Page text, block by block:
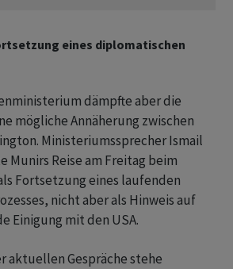
eines diplomatischen
dämpfte aber die
mögliche Annäherung zwischen
Ministeriumssprecher Ismail
Munirs Reise am Freitag beim
Fortsetzung eines laufenden
nicht aber als Hinweis auf
Einigung mit den USA.
Gespräche stehe